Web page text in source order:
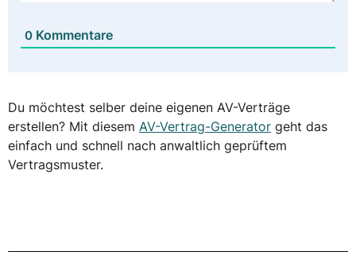
0 Kommentare
Du möchtest selber deine eigenen AV-Verträge
erstellen? Mit diesem AV-Vertrag-Generator geht das
einfach und schnell nach anwaltlich geprüftem
Vertragsmuster.